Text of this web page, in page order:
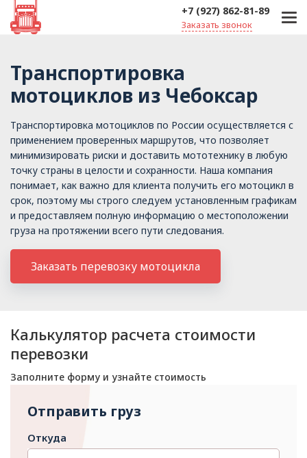
+7 (927) 862-81-89
Заказать звонок
Транспортировка
мотоциклов из Чебоксар
Транспортировка мотоциклов по России осуществляется с
применением проверенных маршрутов, что позволяет
минимизировать риски и доставить мототехнику в любую
точку страны в целости и сохранности. Наша компания
понимает, как важно для клиента получить его мотоцикл в
срок, поэтому мы строго следуем установленным графикам
и предоставляем полную информацию о местоположении
груза на протяжении всего пути следования.
Заказать перевозку мотоцикла
Калькулятор расчета стоимости
перевозки
Заполните форму и узнайте стоимость
Отправить груз
Откуда